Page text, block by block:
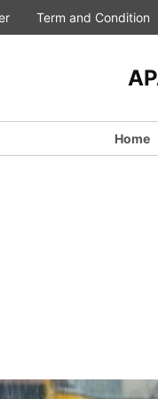
Term and Condition
Home